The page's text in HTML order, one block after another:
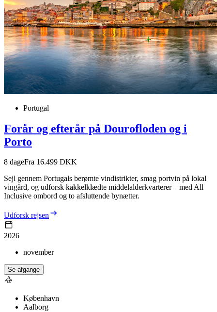
Portugal
Forår og efterår på Dourofloden og i
Porto
8 dageFra 16.499 DKK
Sejl gennem Portugals berømte vindistrikter, smag portvin på lokal
vingård, og udforsk kakkelklædte middelalderkvarterer – med All
Inclusive ombord og to afsluttende bynætter.
Udforsk rejsen
2026
november
Se afgange
København
Aalborg